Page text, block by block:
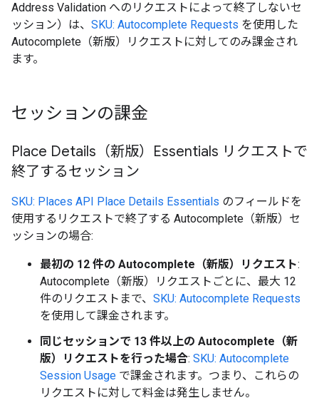
Address Validation へのリクエストによって終了しないセ
ッション）は、 SKU: Autocomplete Requests を使用した
Autocomplete（新版）リクエストに対してのみ課金され
ます。
セッションの課金
Place Details（新版）Essentials リクエストで
終了するセッション
SKU: Places API Place Details Essentials のフィールドを
使用するリクエストで終了する Autocomplete（新版）セ
ッションの場合:
最初の 12 件の Autocomplete（新版）リクエスト:
Autocomplete（新版）リクエストごとに、最大 12
件のリクエストまで、 SKU: Autocomplete Requests
を使用して課金されます。
同じセッションで 13 件以上の Autocomplete（新
版）リクエストを行った場合: SKU: Autocomplete
Session Usage で課金されます。つまり、これらの
リクエストに対して料金は発生しません。